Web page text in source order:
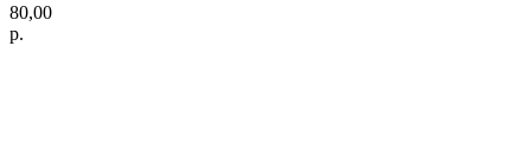
80,00
р.